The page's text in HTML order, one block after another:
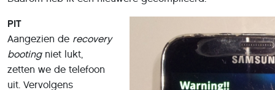
booting
zetten we de telefoon
uit. Vervolgens
drukken we tegelijk de
Volume Up-,home-